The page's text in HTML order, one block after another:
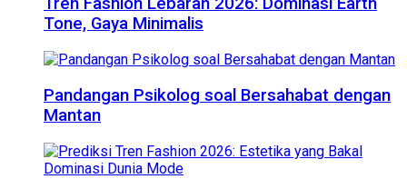
Tren Fashion Lebaran 2026: Dominasi Earth
Tone, Gaya Minimalis
Pandangan Psikolog soal Bersahabat dengan
Mantan